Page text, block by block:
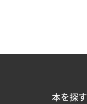
本を探す